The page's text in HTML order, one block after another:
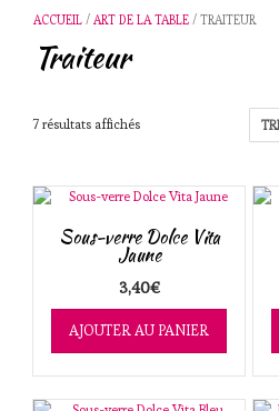
ACCUEIL / ART DE LA TABLE / TRAITEUR
Traiteur
7 résultats affichésTrié
récent
au
ancien
Sous-verre Dolce Vita
Jaune
3,40€
AJOUTER AU PANIER